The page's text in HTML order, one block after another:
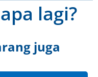
lagi?
juga